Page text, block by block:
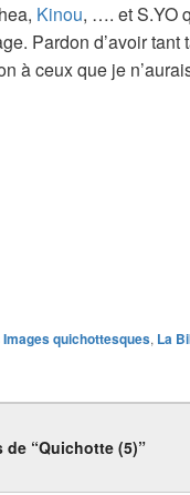
Kinou, …. et S.YO
Pardon d’avoir tant
à ceux que je
Images quichottesques, La
“Quichotte (5)”